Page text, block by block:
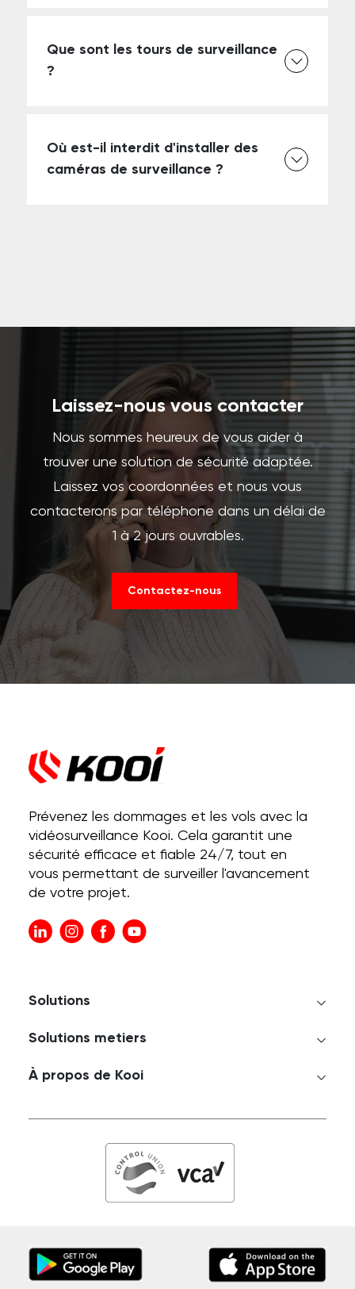
Que sont les tours de surveillance
?
Où est-il interdit d'installer des
caméras de surveillance ?
Laissez-nous vous contacter
Nous sommes heureux de vous aider à
trouver une solution de sécurité adaptée.
Laissez vos coordonnées et nous vous
contacterons par téléphone dans un délai de
1 à 2 jours ouvrables.
Contactez-nous
Prévenez les dommages et les vols avec la
vidéosurveillance Kooi. Cela garantit une
sécurité efficace et fiable 24/7, tout en
vous permettant de surveiller l'avancement
de votre projet.
Solutions
Solutions metiers
À propos de Kooi